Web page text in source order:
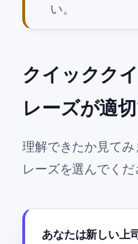
い。
クイックク
レーズが適
理解できたか見て
レーズを選んでくだ
あなたは新しい上